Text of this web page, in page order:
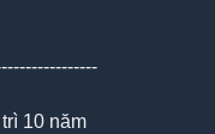
10 năm